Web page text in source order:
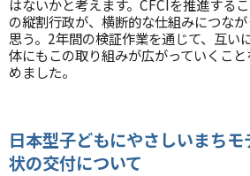
はないかと考えます。CFCIを推進する
の縦割行政が、横断的な仕組みにつな
思う。2年間の検証作業を通じて、互い
体にもこの取り組みが広がっていくこ
めました。
日本型子どもにやさしいまち
状の交付について